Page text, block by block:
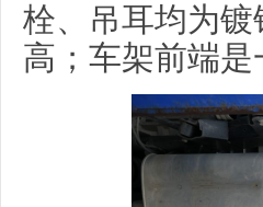
栓、吊耳均为
高；车架前端